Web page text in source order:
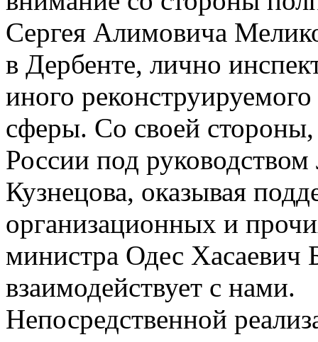
Сергея Алимовича
в Дербенте, лично
иного
сферы. Со своей
России под
Кузнецова, оказывая
организационных и
министра Одес Хасаевич
взаимодействует с нами.
Непосредственной